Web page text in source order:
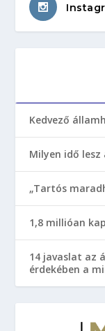
Kedvező
Milyen idő lesz
„Tartós
1,8 millióan
14 javaslat az
érdekében a